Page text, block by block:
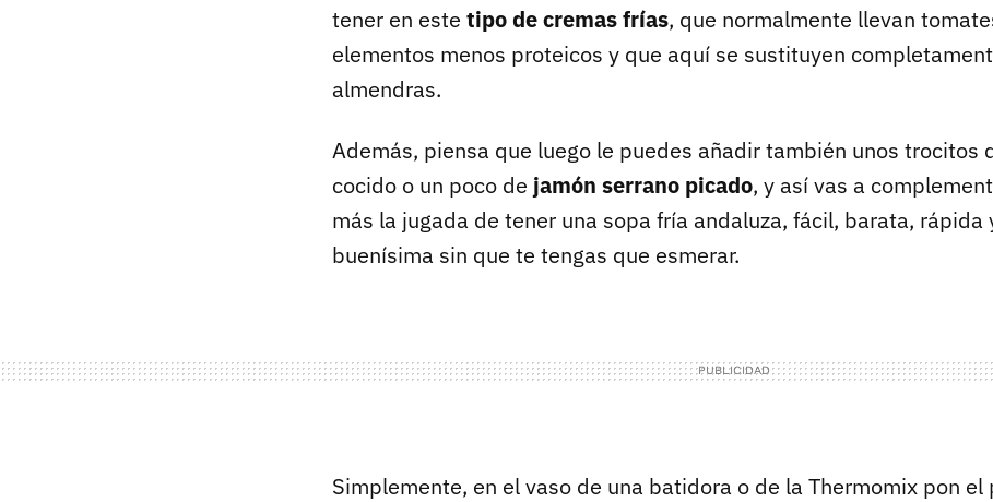
tener en este tipo de cremas frías, que normalmente llevan
elementos menos proteicos y que aquí se sustituyen
almendras.
Además, piensa que luego le puedes añadir también unos trocitos
cocido o un poco de jamón serrano picado, y así vas a
más la jugada de tener una sopa fría andaluza, fácil, barata, rápida
buenísima sin que te tengas que esmerar.
Simplemente, en el vaso de una batidora o de la Thermomix pon el